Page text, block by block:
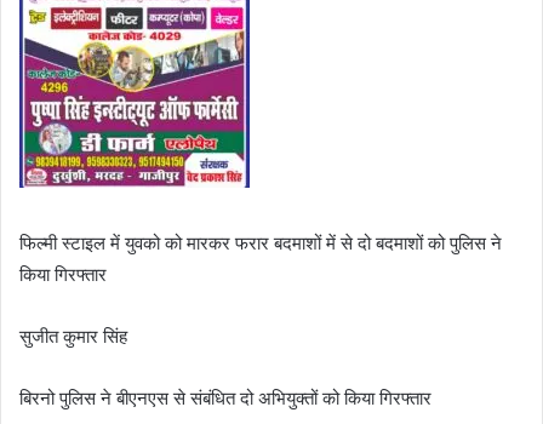
फिल्मी स्टाइल में युवको को मारकर फरार बदमाशों में से दो बदमाशों को पुलिस ने
किया गिरफ्तार
सुजीत कुमार सिंह
बिरनो पुलिस ने बीएनएस से संबंधित दो अभियुक्तों को किया गिरफ्तार